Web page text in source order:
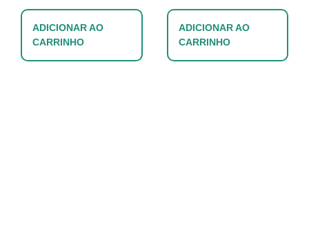
ADICIONAR AO
CARRINHO
ADICIONAR AO
CARRINHO